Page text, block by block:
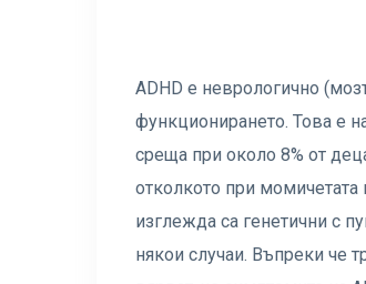
ADHD е неврологично
функционирането. Това е
среща при около 8% от
отколкото при момичетата
изглежда са генетични с
някои случаи. Въпреки че